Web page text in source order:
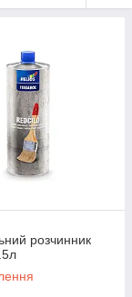
розчинник